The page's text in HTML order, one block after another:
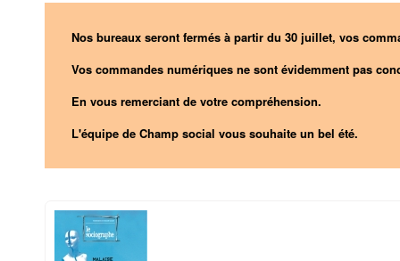
Nos bureaux seront fermés à partir du 30 juillet, vos
Vos commandes numériques ne sont évidemment pas
En vous remerciant de votre compréhension.
L'équipe de Champ social vous souhaite un bel été.